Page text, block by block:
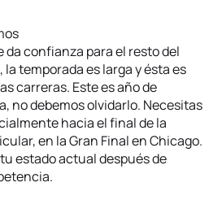
da confianza para el resto del
la temporada es larga y ésta es
carreras. Este es año de
no debemos olvidarlo. Necesitas
hacia el final de la
en la Gran Final en Chicago.
estado actual después de